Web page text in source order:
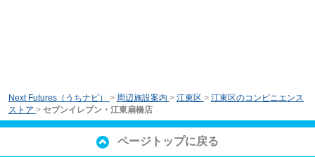
Next Futures（うちナビ） > 周辺施設案内 > 江東区 > 江東区のコンビニエンス
ストア > セブンイレブン・江東扇橋店
ページトップに戻る